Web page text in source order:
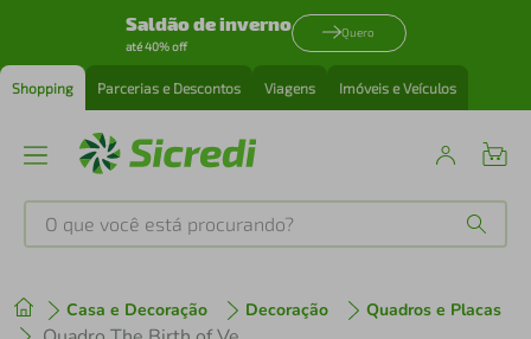
Saldão de inverno
até 40% off
Quero
Shopping Parcerias e Descontos Viagens Imóveis e Veículos
O que você está procurando?
Casa e Decoração Decoração Quadros e Placas
1º tenis